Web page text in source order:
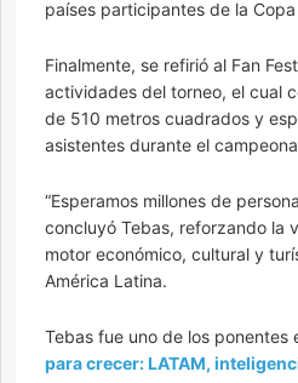
países participantes de la
Finalmente, se refirió al Fan
actividades del torneo, el cual
de 510 metros cuadrados y
asistentes durante el
“Esperamos millones de
concluyó Tebas, reforzando la
motor económico, cultural y
América Latina.
Tebas fue uno de los ponentes
para crecer: LATAM,